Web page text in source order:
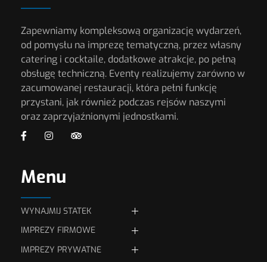
Zapewniamy kompleksową organizację wydarzeń,
od pomysłu na imprezę tematyczną, przez własny
catering i cocktaile, dodatkowe atrakcje, po pełną
obsługę techniczną. Eventy realizujemy zarówno w
zacumowanej restauracji, która pełni funkcję
przystani, jak również podczas rejsów naszymi
oraz zaprzyjaźnionymi jednostkami.
Menu
WYNAJMIJ STATEK
IMPREZY FIRMOWE
Eventy firmowe
IMPREZY PRYWATNE